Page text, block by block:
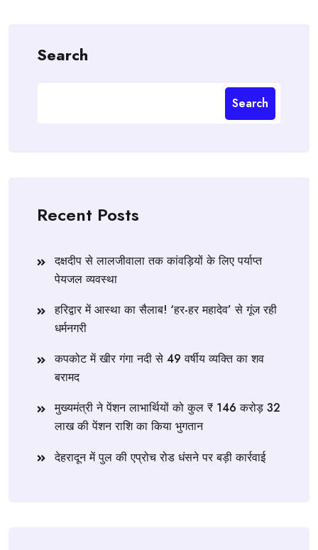
Search
Search
Recent Posts
दक्षदीप से लालजीवाला तक कांवड़ियों के लिए पर्याप्त
पेयजल व्यवस्था
हरिद्वार में आस्था का सैलाब! ‘हर-हर महादेव’ से गूंज रही
धर्मनगरी
कपकोट में खीर गंगा नदी से 49 वर्षीय व्यक्ति का शव
बरामद
मुख्यमंत्री ने पेंशन लाभार्थियों को कुल ₹ 146 करोड़ 32
लाख की पेंशन राशि का किया भुगतान
देहरादून में पुल की एप्रोच रोड धंसने पर बड़ी कार्रवाई